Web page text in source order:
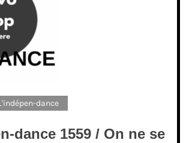
dance
dance 1559 / On ne se